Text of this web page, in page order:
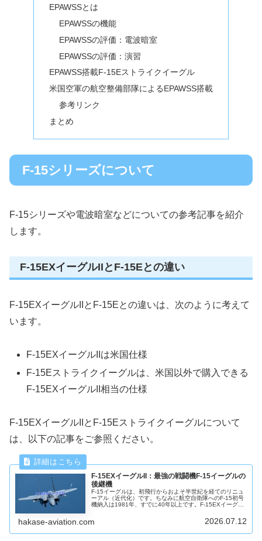
EPAWSSとは
EPAWSSの機能
EPAWSSの評価：電波暗室
EPAWSSの評価：演習
EPAWSS搭載F-15Eストライクイーグル
米国空軍の航空整備部隊によるEPAWSS搭載
参考リンク
まとめ
F-15シリーズについて
F-15シリーズや電波暗室などについての参考記事を紹介
します。
F-15EXイーグルIIとF-15Eとの違い
F-15EXイーグルIIとF-15Eとの違いは、次のように考えて
います。
F-15EXイーグルIIは米国仕様
F-15Eストライクイーグルは、米国以外で購入できる
F-15EXイーグルII相当の仕様
F-15EXイーグルIIとF-15Eストライクイーグルについて
は、以下の記事をご参照ください。
F-15EXイーグルII：最強の戦闘機F-15イーグルの
後継機
F-15イーグルは、初飛行からおよそ半世紀を経てのリニュ
ーアル（近代化）です。ちなみに航空自衛隊へのF-15初号
機納入は1981年、すでに40年以上です。F-15EXイーグル
hakase-aviation.com 2026.07.12